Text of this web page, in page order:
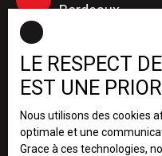
Bordeaux
+33 5 56
1 Boulevard
LE RESPECT
EST UNE
Nous utilisons des cookies
optimale et une
Grace à ces technologies,